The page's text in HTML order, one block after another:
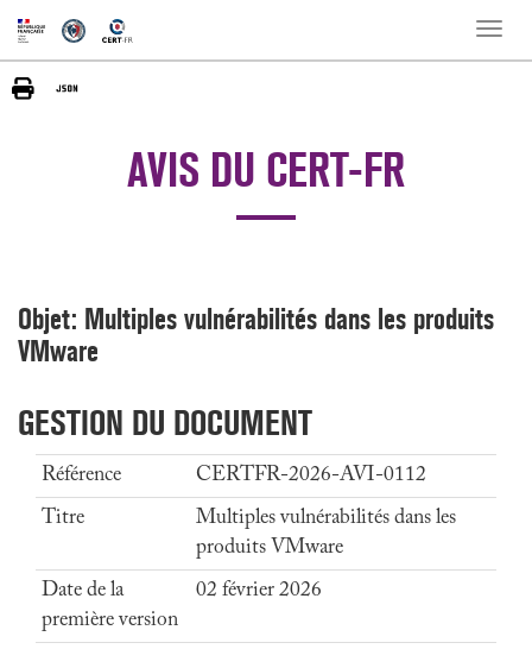
Toggle
AVIS DU CERT-FR
Objet: Multiples vulnérabilités dans les produits
VMware
GESTION DU DOCUMENT
Référence
CERTFR-2026-AVI-0112
Titre
Multiples vulnérabilités dans les
produits VMware
Date de la
première version
02 février 2026